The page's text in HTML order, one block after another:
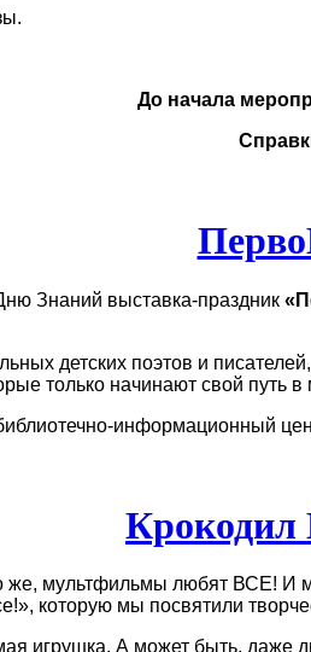
До начала
Знаний выставка-праздник
детских поэтов и
только начинают свой путь в
информационный
Крокодил
мультфильмы любят ВСЕ! И
которую мы посвятили
игрушка. А может быть,